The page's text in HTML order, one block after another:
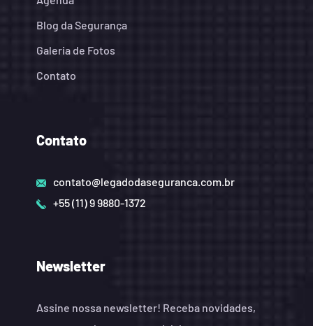
Blog da Segurança
Galeria de Fotos
Contato
Contato
contato@legadodaseguranca.com.br
+55 (11) 9 9880-1372
Newsletter
Assine nossa newsletter! Receba novidades,